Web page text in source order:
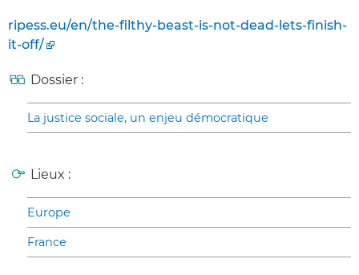
ripess.eu/en/the-filthy-beast-is-not-dead-lets-finish-
it-off/
Dossier :
La justice sociale, un enjeu démocratique
Lieux :
Europe
France